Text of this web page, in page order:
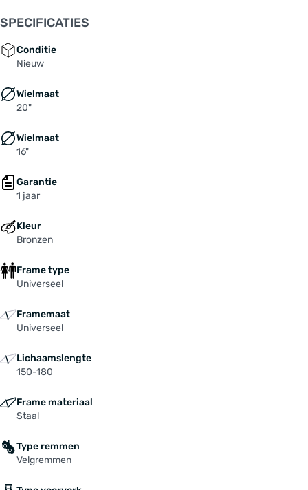
Grepen: WESTPHAL "438"
Ketting / riemen: KMC "Z1 Narrow EPT", Antirost
Kettingscherm: PE-Rohre
Naaf achterwiel: SHIMANO "Nexus" 3-speed.
Naaf voorwiel: SHIMANO Nabendynamo
Rem: SHIMANO V-Brake "BR-T4000"
Remgreep: SACCON "LK-1820", mit
Spaken: BÜCHEL, 2,0 mm, Niro
Spatborden: SKS, Kunststoff
Tandwiel / riemenschijf: SHIMANO, 23 Z.
Versteller: SHIMANO "Nexus", 3-speed.
Voorbouw: Doppelklemmvorbau, schwarz
Zadel: SCT-Sitzpolster
SPECIFICATIES
Conditie
Nieuw
Wielmaat
20"
Wielmaat
16"
Garantie
1 jaar
Kleur
Bronzen
Frame type
Universeel
Framemaat
Universeel
Lichaamslengte
150-180
Frame materiaal
Staal
Type remmen
Velgremmen